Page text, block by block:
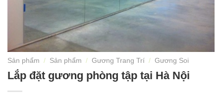
Sản phẩm / Sản phẩm / Gương Trang Trí / Gương Soi
Lắp đặt gương phòng tập tại Hà Nội